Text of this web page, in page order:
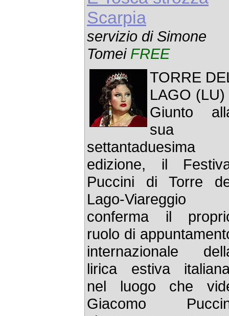
Scarpia
servizio di Simone
Tomei FREE
TORRE
LAGO (LU)
Giunto
sua
settantaduesima
edizione, il
Puccini di Torre
Lago-Viareggio
conferma il
ruolo di
internazionale
lirica estiva
nel luogo che
Giacomo